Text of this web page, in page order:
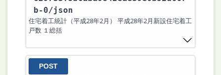
b-0/json
住宅着工統計（平成28年2月） 平成28年2月新設住宅着工
戸数 １総括
POST